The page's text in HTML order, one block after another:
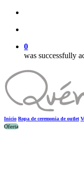
0
was successfully
Inicio Ropa de ceremonia de outlet
Oferta